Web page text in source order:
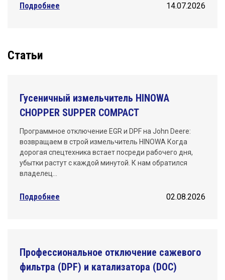
Подробнее 14.07.2026
Статьи
Гусеничный измельчитель HINOWA
CHOPPER SUPPER COMPACT
Программное отключение EGR и DPF на John Deere:
возвращаем в строй измельчитель HINOWA Когда
дорогая спецтехника встает посреди рабочего дня,
убытки растут с каждой минутой. К нам обратился
владелец…
02.08.2026
Подробнее
Профессиональное отключение сажевого
фильтра (DPF) и катализатора (DOC)